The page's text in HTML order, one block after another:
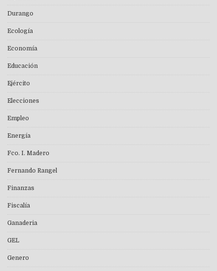
Durango
Ecología
Economía
Educación
Ejército
Elecciones
Empleo
Energía
Fco. I. Madero
Fernando Rangel
Finanzas
Fiscalía
Ganaderia
GEL
Genero